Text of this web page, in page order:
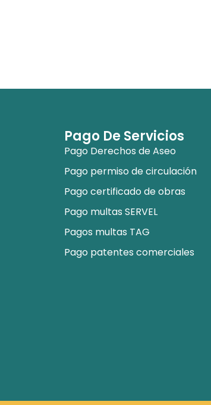
Pago De Servicios
Pago Derechos de Aseo
Pago permiso de circulación
Pago certificado de obras
Pago multas SERVEL
Pagos multas TAG
Pago patentes comerciales